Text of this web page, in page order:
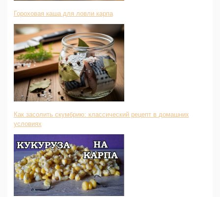
Гороховая каша для ловли карпа
Как засолить скумбрию: классический рецепт в домашних
условиях